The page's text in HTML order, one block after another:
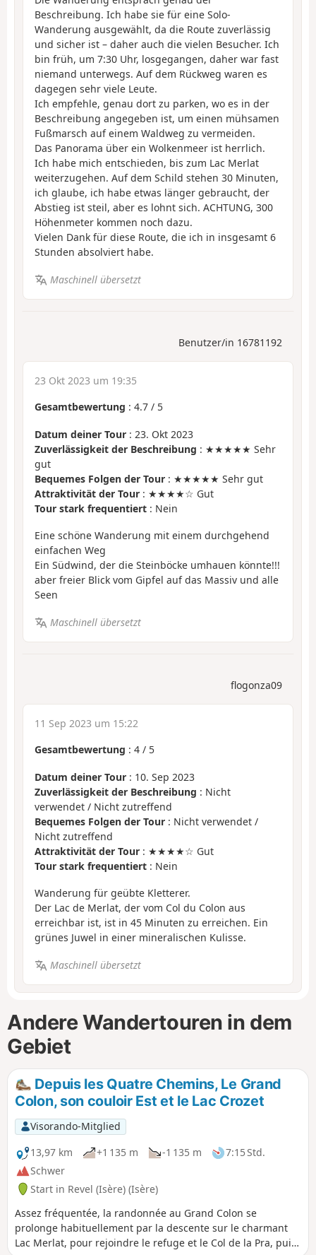
Beschreibung. Ich habe sie für eine Solo-
Wanderung ausgewählt, da die Route zuverlässig
und sicher ist – daher auch die vielen Besucher. Ich
bin früh, um 7:30 Uhr, losgegangen, daher war fast
niemand unterwegs. Auf dem Rückweg waren es
dagegen sehr viele Leute.
Ich empfehle, genau dort zu parken, wo es in der
Beschreibung angegeben ist, um einen mühsamen
Fußmarsch auf einem Waldweg zu vermeiden.
Das Panorama über ein Wolkenmeer ist herrlich.
Ich habe mich entschieden, bis zum Lac Merlat
weiterzugehen. Auf dem Schild stehen 30 Minuten,
ich glaube, ich habe etwas länger gebraucht, der
Abstieg ist steil, aber es lohnt sich. ACHTUNG, 300
Höhenmeter kommen noch dazu.
Vielen Dank für diese Route, die ich in insgesamt 6
Stunden absolviert habe.
Maschinell übersetzt
Benutzer/in 16781192
23 Okt 2023 um 19:35
Gesamtbewertung : 4.7 / 5
Datum deiner Tour : 23. Okt 2023
Zuverlässigkeit der Beschreibung : ★★★★★ Sehr
gut
Bequemes Folgen der Tour : ★★★★★ Sehr gut
Attraktivität der Tour : ★★★★☆ Gut
Tour stark frequentiert : Nein
Eine schöne Wanderung mit einem durchgehend
einfachen Weg
Ein Südwind, der die Steinböcke umhauen könnte!!!
aber freier Blick vom Gipfel auf das Massiv und alle
Seen
Maschinell übersetzt
flogonza09
11 Sep 2023 um 15:22
Gesamtbewertung : 4 / 5
Datum deiner Tour : 10. Sep 2023
Zuverlässigkeit der Beschreibung : Nicht
verwendet / Nicht zutreffend
Bequemes Folgen der Tour : Nicht verwendet /
Nicht zutreffend
Attraktivität der Tour : ★★★★☆ Gut
Tour stark frequentiert : Nein
Wanderung für geübte Kletterer.
Der Lac de Merlat, der vom Col du Colon aus
erreichbar ist, ist in 45 Minuten zu erreichen. Ein
grünes Juwel in einer mineralischen Kulisse.
Maschinell übersetzt
Andere Wandertouren in dem
Gebiet
Depuis les Quatre Chemins, Le Grand
Colon, son couloir Est et le Lac Crozet
Visorando-Mitglied
13,97 km
+1 135 m -1 135 m
7:15 Std.
Schwer
Start in Revel (Isère) (Isère)
Assez fréquentée, la randonnée au Grand Colon se
prolonge habituellement par la descente sur le charmant
Lac Merlat, pour rejoindre le refuge et le Col de la Pra, puis